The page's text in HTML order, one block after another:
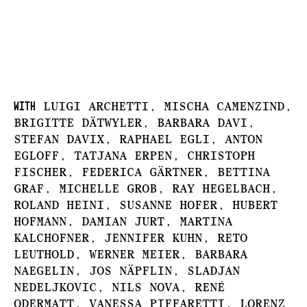
with LUIGI ARCHETTI, MISCHA CAMENZIND,
BRIGITTE DÄTWYLER, BARBARA DAVI,
STEFAN DAVIX, RAPHAEL EGLI, ANTON
EGLOFF, TATJANA ERPEN, CHRISTOPH
FISCHER, FEDERICA GÄRTNER, BETTINA
GRAF, MICHELLE GROB, RAY HEGELBACH,
ROLAND HEINI, SUSANNE HOFER, HUBERT
HOFMANN, DAMIAN JURT, MARTINA
KALCHOFNER, JENNIFER KUHN, RETO
LEUTHOLD, WERNER MEIER, BARBARA
NAEGELIN, JOS NÄPFLIN, SLADJAN
NEDELJKOVIC, NILS NOVA, RENÉ
ODERMATT, VANESSA PIFFARETTI, LORENZ